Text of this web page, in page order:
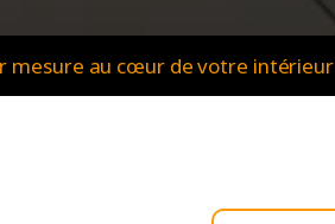
mesure au cœur de votre intérieur